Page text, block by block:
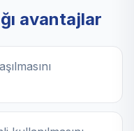
avantajlar